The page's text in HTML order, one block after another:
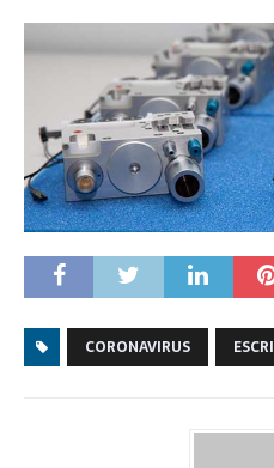
CORONAVIRUS